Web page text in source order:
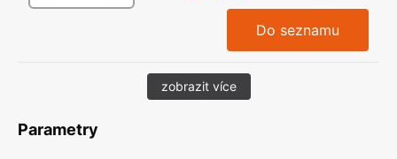
Do seznamu
zobrazit více
Parametry